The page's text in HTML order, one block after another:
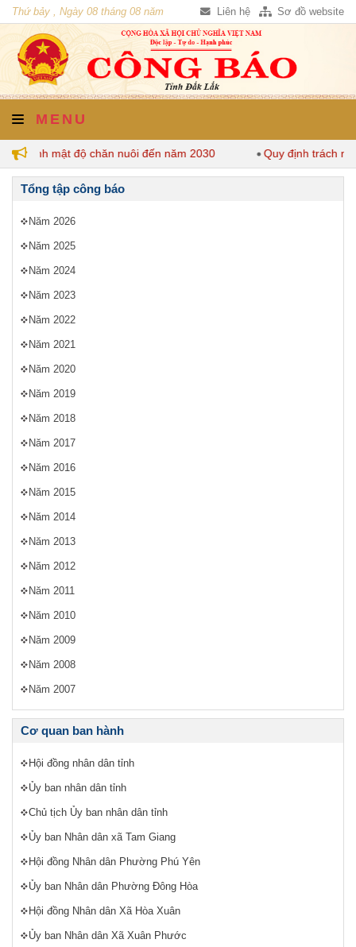
Thứ bảy , Ngày 08 tháng 08 năm
2026
Liên hệ Sơ đồ website
MENU
định mật độ chăn nuôi đến năm 2030 Quy định trách
Tổng tập công báo
Năm 2026
Năm 2025
Năm 2024
Năm 2023
Năm 2022
Năm 2021
Năm 2020
Năm 2019
Năm 2018
Năm 2017
Năm 2016
Năm 2015
Năm 2014
Năm 2013
Năm 2012
Năm 2011
Năm 2010
Năm 2009
Năm 2008
Năm 2007
Cơ quan ban hành
Hội đồng nhân dân tỉnh
Ủy ban nhân dân tỉnh
Chủ tịch Ủy ban nhân dân tỉnh
Ủy ban Nhân dân xã Tam Giang
Hội đồng Nhân dân Phường Phú Yên
Ủy ban Nhân dân Phường Đông Hòa
Hội đồng Nhân dân Xã Hòa Xuân
Ủy ban Nhân dân Xã Xuân Phước